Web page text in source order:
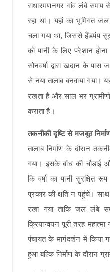
राधारमणनगर गांव लंबे समय
रहा था। यहां का भूमिगत
चला गया था, जिससे हैंडपंप
को पानी के लिए परेशान
सोनवर्षा द्वारा खदान के
से नया तालाब बनवाया गया।
रखता है और साल भर
कराता है।
तकनीकी दृष्टि से मजबूत
तालाब निर्माण के दौरान
गया। इसके बांध की चौड़ाई
कि वर्षा का पानी सुरक्षित
प्रकार की क्षति न पहुंचे।
रखा गया ताकि जल लंबे
क्रियान्वयन पूरी तरह
पंचायत के मार्गदर्शन में
हुआ बल्कि निर्माण के दौरान